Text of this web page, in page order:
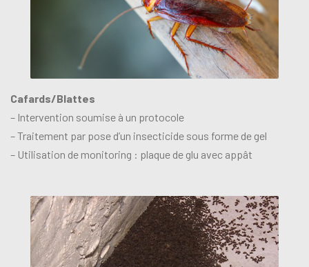
Cafards/Blattes
– Intervention soumise à un protocole
– Traitement par pose d’un insecticide sous forme de gel
– Utilisation de monitoring : plaque de glu avec appât